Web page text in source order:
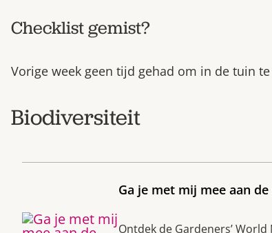
Checklist gemist?
Vorige week geen tijd gehad om in de tuin
Biodiversiteit
Ga je met mij mee aan
Ontdek de Gardeners’